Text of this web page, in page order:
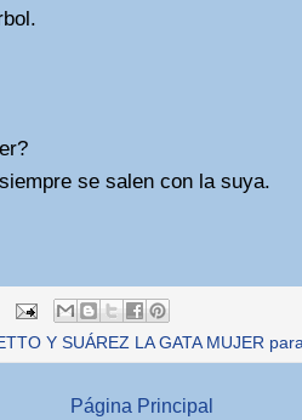
se salen con la suya.
Y SUÁREZ LA GATA MUJER
Página Principal